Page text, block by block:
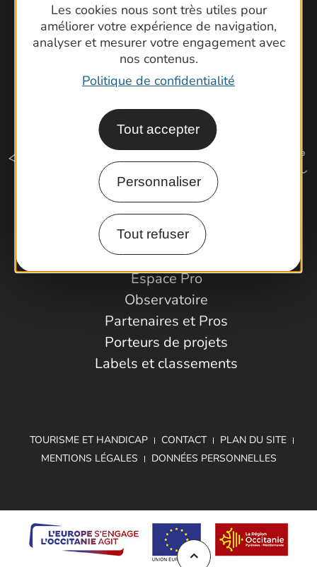
Les cookies nous sont très utiles pour
améliorer votre expérience de navigation,
analyser et mesurer votre engagement avec
nos contenus.
Politique de confidentialité
Tout accepter
Personnaliser
Tout refuser
Comment venir ?
Espace Pro
Observatoire
Partenaires et Pros
Porteurs de projets
Labels et classements
TOURISME ET HANDICAP CONTACT
PLAN DU SITE
MENTIONS LÉGALES
DONNÉES PERSONNELLES